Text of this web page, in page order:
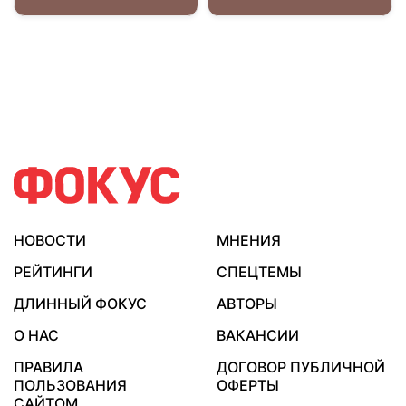
НОВОСТИ
МНЕНИЯ
РЕЙТИНГИ
СПЕЦТЕМЫ
ДЛИННЫЙ ФОКУС
АВТОРЫ
О НАС
ВАКАНСИИ
ПРАВИЛА
ПОЛЬЗОВАНИЯ
ДОГОВОР ПУБЛИЧНОЙ
ОФЕРТЫ